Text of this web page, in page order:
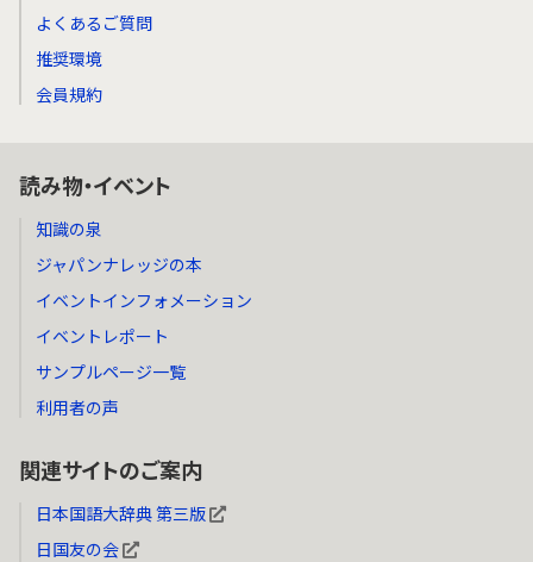
よくあるご質問
推奨環境
会員規約
読み物・イベント
知識の泉
ジャパンナレッジの本
イベントインフォメーション
イベントレポート
サンプルページ一覧
利用者の声
関連サイトのご案内
日本国語大辞典 第三版
日国友の会